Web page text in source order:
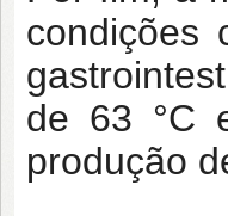
condições
de 63 °C
produção